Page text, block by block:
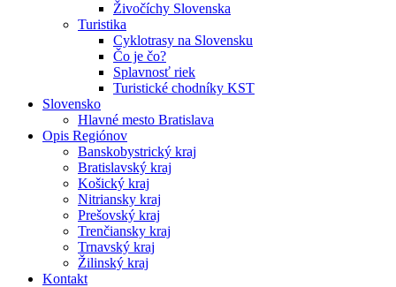
Živočíchy Slovenska
Turistika
Cyklotrasy na Slovensku
Čo je čo?
Splavnosť riek
Turistické chodníky KST
Slovensko
Hlavné mesto Bratislava
Opis Regiónov
Banskobystrický kraj
Bratislavský kraj
Košický kraj
Nitriansky kraj
Prešovský kraj
Trenčiansky kraj
Trnavský kraj
Žilinský kraj
Kontakt